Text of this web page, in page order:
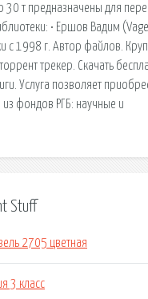
30 т предназначены для
• Ершов Вадим
с 1998 г. Автор файлов.
трекер. Скачать
Услуга позволяет
из фондов РГБ: научные и
Stuff
2705 цветная
3 класс